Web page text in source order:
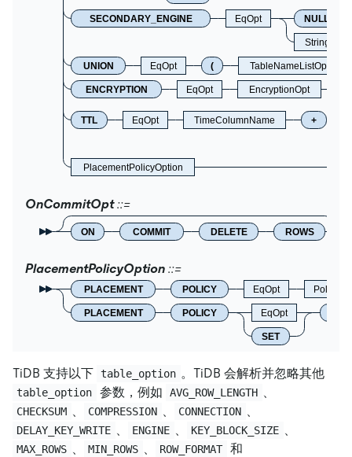
SECONDARY_ENGINE EqOpt NULL
UNION EqOpt ( TableNameListOpt
ENCRYPTION EqOpt EncryptionOpt
TTL EqOpt TimeColumnName +
PlacementPolicyOption
OnCommitOpt
ON COMMIT DELETE ROWS
PlacementPolicyOption
PLACEMENT POLICY EqOpt
PLACEMENT POLICY EqOpt
SET
TiDB 支持以下 table_option 。TiDB 会解析并忽略其他
table_option 参数，例如 AVG_ROW_LENGTH
CHECKSUM COMPRESSION CONNECTION
DELAY_KEY_WRITE ENGINE KEY_BLOCK_SIZE
MAX_ROWS MIN_ROWS ROW_FORMAT 和